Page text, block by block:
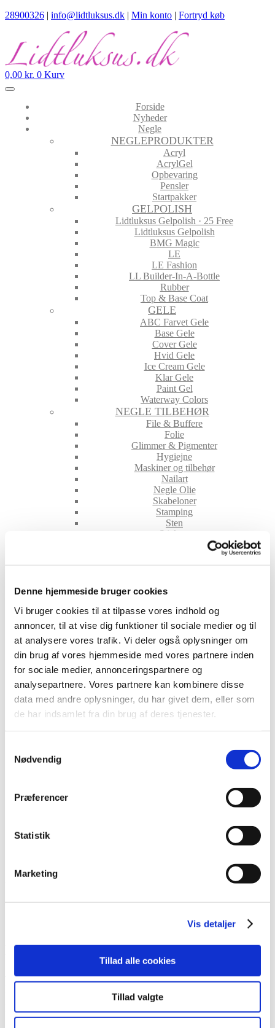
Denne hjemmeside bruger cookies
Vi bruger cookies til at tilpasse vores indhold og
annoncer, til at vise dig funktioner til sociale medier og til
at analysere vores trafik. Vi deler også oplysninger om
din brug af vores hjemmeside med vores partnere inden
for sociale medier, annonceringspartnere og
analysepartnere. Vores partnere kan kombinere disse
data med andre oplysninger, du har givet dem, eller som
de har indsamlet fra din brug af deres tjenester.
Nødvendig
Præferencer
Statistik
Marketing
Vis detaljer
Tillad alle cookies
Tillad valgte
28900326 | info@lidtluksus.dk | Min konto | Fortryd køb
0,00 kr. 0 Kurv
Forside
Nyheder
Negle
NEGLEPRODUKTER
Acryl
AcrylGel
Opbevaring
Pensler
Startpakker
GELPOLISH
Lidtluksus Gelpolish · 25 Free
Lidtluksus Gelpolish
BMG Magic
LE
LE Fashion
LL Builder-In-A-Bottle
Rubber
Top & Base Coat
GELE
ABC Farvet Gele
Base Gele
Cover Gele
Hvid Gele
Ice Cream Gele
Klar Gele
Paint Gel
Waterway Colors
NEGLE TILBEHØR
File & Buffere
Folie
Glimmer & Pigmenter
Hygiejne
Maskiner og tilbehør
Nailart
Negle Olie
Skabeloner
Stamping
Sten
Stickers
Værktøj
Valentinesdag
Påske Nailart
Kurser
Vippe Produkter
LASH LIFT
VIPPER
Silke
Volume
VIPPE TILBEHØR
LE 35 12ml
75,00kr. Den oprindelige pris var: 75,00 kr..15,00kr.Den aktuelle
På lager